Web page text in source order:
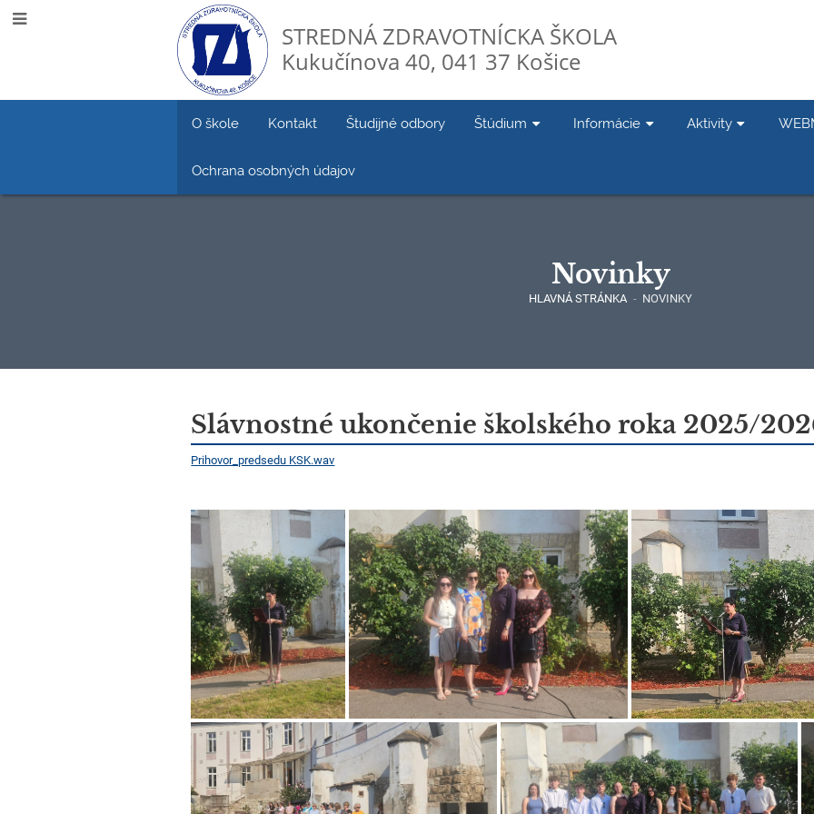
STREDNÁ ZDRAVOTNÍCKA ŠKOLA
Kukučínova 40, 041 37 Košice
O škole Kontakt Študijné odbory Štúdium Informácie Aktivity
Ochrana osobných údajov
Novinky
HLAVNÁ STRÁNKA - NOVINKY
Novinky
Slávnostné ukončenie školského roka 2025/
Prihovor_predsedu KSK.wav